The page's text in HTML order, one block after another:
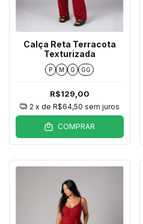
Calça Reta Terracota
Texturizada
P M G GG
R$129,00
2 x de R$64,50 sem juros
COMPRAR